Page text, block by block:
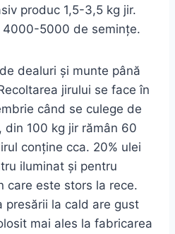
produc 1,5-3,5 kg jir.
4000-5000 de seminţe.
dealuri şi munte până
jirului se face în
când se culege de
din 100 kg jir rămân 60
conţine cca. 20% ulei
iluminat şi pentru
care este stors la rece.
presării la cald are gust
mai ales la fabricarea